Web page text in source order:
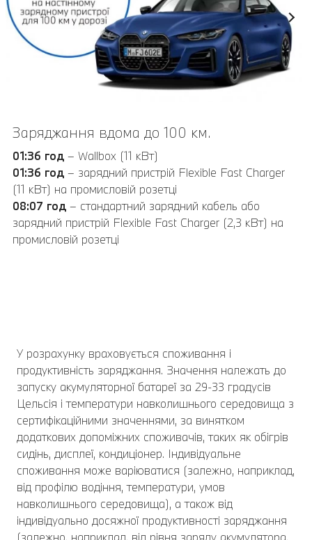
Заряджання вдома до 100 км.
01:36 год – Wallbox (11 кВт)
01:36 год– зарядний пристрій Flexible Fast Charger
(11 кВт) на промисловій розетці
08:07 год– стандартний зарядний кабель або
зарядний пристрій Flexible Fast Charger (2,3 кВт) на
промисловій розетці
У розрахунку враховується споживання і
продуктивність заряджання. Значення належать до
запуску акумуляторної батареї за 29-33 градусів
Цельсія і температури навколишнього середовища з
сертифікаційними значеннями, за винятком
додаткових допоміжних споживачів, таких як обігрів
сидінь, дисплеї, кондиціонер. Індивідуальне
споживання може варіюватися (залежно, наприклад,
від профілю водіння, температури, умов
навколишнього середовища), а також від
індивідуально досяжної продуктивності заряджання
(залежно, наприклад, від рівня заряду акумулятора,